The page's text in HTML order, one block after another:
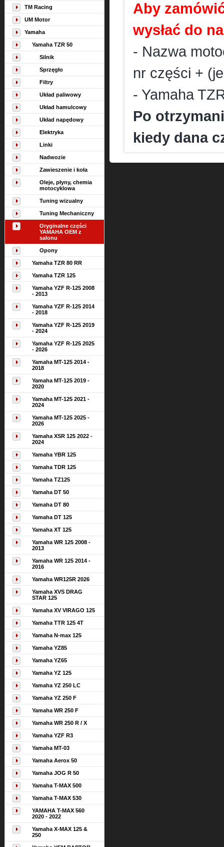
TM Racing
UM Motor
Yamaha
Yamaha TZR 50
Silnik
Sprzęgło
Filtry
Układ paliwowy
Układ hamulcowy
Układ napędowy
Elektryka
Linki
Nadwozie
Zawieszenie i koła
Oleje, płyny, chemia
motocyklowa
Tuning wizualny
Tuning Mechaniczny
Oryginalne części
YAMAHA OEM z
salonu
Opony
Yamaha TZR 80 RR
Yamaha TZR 125
Yamaha YZF R-125 2008
- 2013
Yamaha YZF R-125 2014
- 2018
Yamaha YZF R-125 2019
- 2024
Yamaha YZF R-125 2025
- 2026
Yamaha MT-125 2014 -
2018
Yamaha MT-125 2019 -
2020
Yamaha MT-125 2021 -
2024
Yamaha MT-125 2025 -
2026
Yamaha XSR 125 2022 -
2024
Yamaha YBR 125
Yamaha TDR 125
Yamaha TZ125
Yamaha DT 50
Yamaha DT 80
Yamaha DT 125
Yamaha XT 125
Yamaha WR 125 2008 -
2013
Yamaha WR 125 2014 -
2016
Yamaha WR125R 2026
Yamaha XVS DRAG
STAR 125
Yamaha XV VIRAGO 125
Yamaha TTR 125 4T
Yamaha N-max 125
Yamaha YZ85
Yamaha YZ65
Yamaha YZ 125
Yamaha YZ 250 LC
Yamaha YZ 250 F
Yamaha WR 250 F
Yamaha WR 250 R / X
Yamaha YZF R3
Yamaha MT-03
Yamaha Aerox 50
Yamaha JOG R 50
Yamaha T-MAX 500
Yamaha T-MAX 530
YAMAHA T-MAX 560
2020 - 2022
Yamaha X-MAX 125 &
250
Aby
wysłać do
- Nazwa
nr części +
- Yamaha
Po
kiedy dana